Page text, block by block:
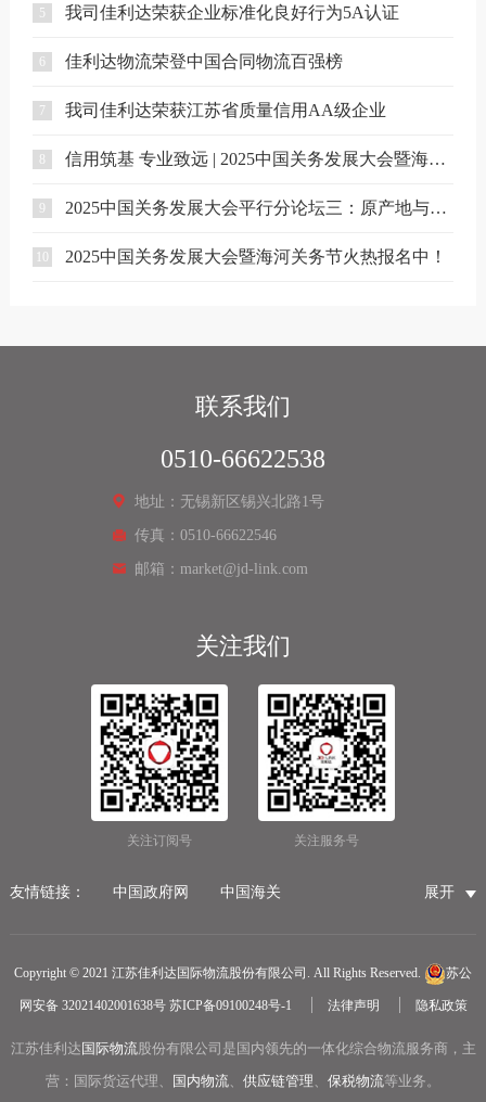
5 我司佳利达荣获企业标准化良好行为5A认证
6 佳利达物流荣登中国合同物流百强榜
7 我司佳利达荣获江苏省质量信用AA级企业
信用筑基 专业致远 | 2025中国关务发展大会暨海河关务节在津启幕
9 2025中国关务发展大会平行分论坛三：原产地与国际供应链筹划交流会
2025中国关务发展大会暨海河关务节火热报名中！
联系我们
0510-66622538
地址：无锡新区锡兴北路1号
传真：0510-66622546
邮箱：market@jd-link.com
关注我们
关注订阅号 关注服务号
友情链接： 展开
中国政府网
中国海关
无锡海运代理
无锡仓储服务公司
无锡航空货运
医疗器械第三方仓储
中越物流专线
中欧铁路货运
Copyright © 2021 江苏佳利达国际物流股份有限公司. All Rights Reserved. 苏公
网安备 32021402001638号 苏ICP备09100248号-1 法律声明 隐私政策
江苏佳利达国际物流股份有限公司是国内领先的一体化综合物流服务商，主
营：国际货运代理、 国内物流 供应链管理 保税物流等业务。